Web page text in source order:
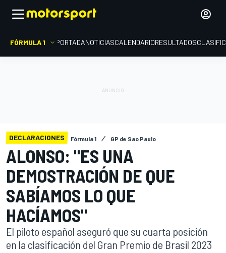
FÓRMULA 1 PORTADANOTICIASCALENDARIORESULTADOS
DECLARACIONES Fórmula 1 GP de Sao Paulo
ALONSO: "ES UNA
DEMOSTRACIÓN DE QUE
SABÍAMOS LO QUE
HACÍAMOS"
El piloto español aseguró que su cuarta posición
en la clasificación del Gran Premio de Brasil 2023